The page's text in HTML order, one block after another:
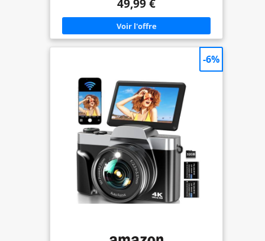
nature ou que vous fassiez la joie lors des
réunions de famille, cet appareil photo vous
permet de capturer clairement chaque détail
important. Enregistrement vidéo facile et fonction
webcam : cette caméra vlog avec écran IPS de 2,8
charge l'enregistrement pendant le chargement et
permet de mettre en pause les enregistrements ou
les vidéos par simple pression d'un bouton.
Connectez le câble Type-C fourni pour transférer
des photos sur votre ordinateur et utiliser
l'appareil photo comme webcam. Zoom
numérique 16x et modes d'enregistrement
polyvalents : vous voulez agrandir les paysages ou
les animaux éloignés ? Cet appareil photo est
équipé d'un zoom numérique 16x qui vous
permet de focaliser les objets à distance. Des
fonctions telles que la détection du visage, la prise
de vue en série et l'auto-minuterie en font le choix
parfait pour les réunions de famille, les fêtes et
d'autres moments joyeux. Compact, portable,
idéal pour les voyages et entièrement équipé : ce
petit appareil photo numérique portable est
un câble de charge de type C. L'écran IPS de 2,8
49,99 €
-6%